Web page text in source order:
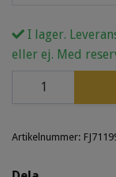
I lager.
eller ej. Med
Artikelnummer: